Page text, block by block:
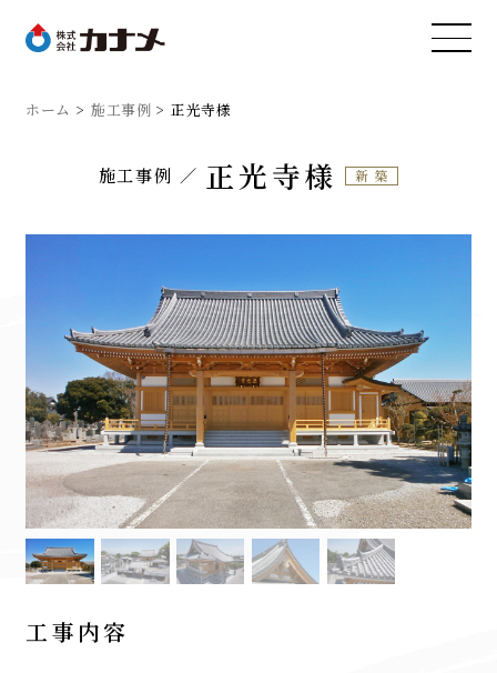
ホーム 施工事例 正光寺様
施工事例 正光寺様 新築
工事内容